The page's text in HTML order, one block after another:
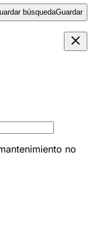
búsquedaGuardar
no